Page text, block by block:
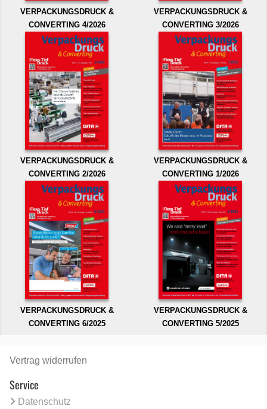
VERPACKUNGSDRUCK &
CONVERTING 4/2026
VERPACKUNGSDRUCK &
CONVERTING 3/2026
VERPACKUNGSDRUCK &
CONVERTING 2/2026
VERPACKUNGSDRUCK &
CONVERTING 1/2026
VERPACKUNGSDRUCK &
CONVERTING 6/2025
VERPACKUNGSDRUCK &
CONVERTING 5/2025
Vertrag widerrufen
Service
Datenschutz